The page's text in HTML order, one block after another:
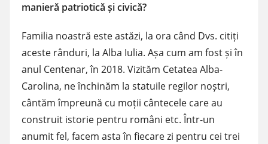
manieră patriotică și civică?
Familia noastră este astăzi, la ora când Dvs. citiți
aceste rânduri, la Alba Iulia. Așa cum am fost și în
anul Centenar, în 2018. Vizităm Cetatea Alba-
Carolina, ne închinăm la statuile regilor noștri,
cântăm împreună cu moții cântecele care au
construit istorie pentru români etc. Într-un
anumit fel, facem asta în fiecare zi pentru cei trei